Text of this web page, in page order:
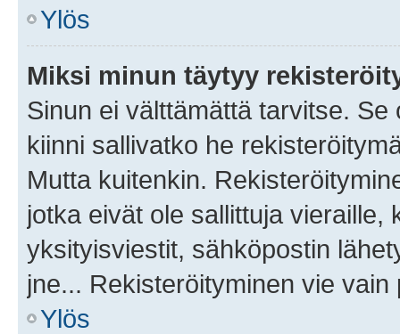
Ylös
Miksi minun täytyy
Sinun ei välttämättä tarvitse.
kiinni sallivatko he
Mutta kuitenkin.
jotka eivät ole sallittuja vieraille,
yksityisviestit, sähköpostin
jne... Rekisteröityminen vie
Ylös